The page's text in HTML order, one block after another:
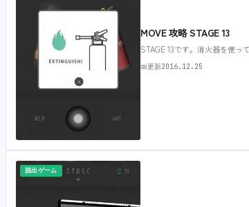
MOVE 攻略 STAGE 13
STAGE 13です。消火器を使
📅更新2016.12.25
脱出ゲーム